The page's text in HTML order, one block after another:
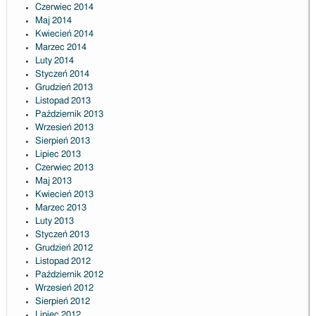
Czerwiec 2014
Maj 2014
Kwiecień 2014
Marzec 2014
Luty 2014
Styczeń 2014
Grudzień 2013
Listopad 2013
Październik 2013
Wrzesień 2013
Sierpień 2013
Lipiec 2013
Czerwiec 2013
Maj 2013
Kwiecień 2013
Marzec 2013
Luty 2013
Styczeń 2013
Grudzień 2012
Listopad 2012
Październik 2012
Wrzesień 2012
Sierpień 2012